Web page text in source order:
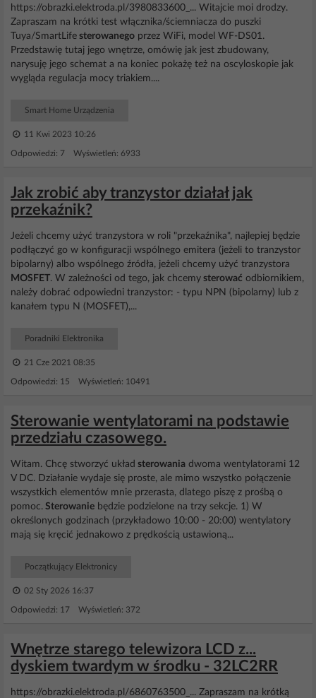
https://obrazki.elektroda.pl/3980833600_... Witajcie moi drodzy.
Zapraszam na krótki test włącznika/ściemniacza do puszki
Tuya/SmartLife sterowanego przez WiFi, model WF-DS01.
Przedstawię tutaj jego wnętrze, omówię jak jest zbudowany,
narysuję jego schemat a na koniec pokażę też na oscyloskopie jak
wygląda regulacja mocy triakiem....
Smart Home Urządzenia
11 Kwi 2023 10:26
Odpowiedzi: 7 Wyświetleń: 6933
Jak zrobić aby tranzystor działał jak
przekaźnik?
Jeżeli chcemy użyć tranzystora w roli "przekaźnika", najlepiej będzie
podłączyć go w konfiguracji wspólnego emitera (jeżeli to tranzystor
bipolarny) albo wspólnego źródła, jeżeli chcemy użyć tranzystora
MOSFET. W zależności od tego, jak chcemy sterować odbiornikiem,
należy dobrać odpowiedni tranzystor: - typu NPN (bipolarny) lub z
kanałem typu N (MOSFET),...
Poradniki Elektronika
21 Cze 2021 08:35
Odpowiedzi: 15 Wyświetleń: 10491
Sterowanie wentylatorami na podstawie
przedziału czasowego.
Witam. Chcę stworzyć układ sterowania dwoma wentylatorami 12
V DC. Działanie wydaje się proste, ale mimo wszystko połączenie
wszystkich elementów mnie przerasta, dlatego piszę z prośbą o
pomoc. Sterowanie będzie podzielone na trzy sekcje. 1) W
określonych godzinach (przykładowo 10:00 - 20:00) wentylatory
mają się kręcić jednakowo z prędkością ustawioną...
Początkujący Elektronicy
02 Sty 2026 16:37
Odpowiedzi: 17 Wyświetleń: 372
Wnętrze starego telewizora LCD z...
dyskiem twardym w środku - 32LC2RR
https://obrazki.elektroda.pl/6860763500_... Zapraszam na krótką